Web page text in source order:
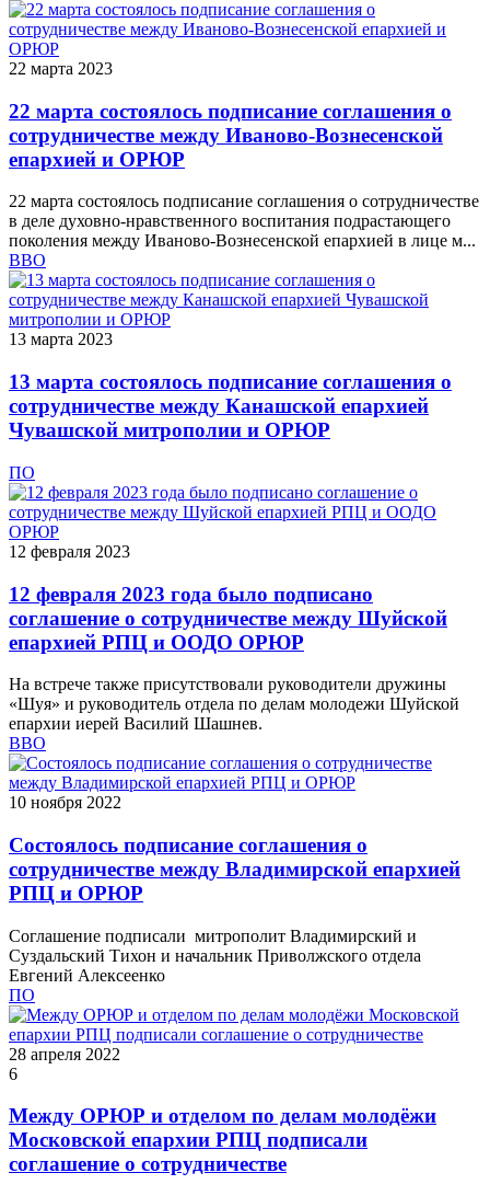
22 марта 2023
22 марта состоялось подписание соглашения о
сотрудничестве между Иваново-Вознесенской
епархией и ОРЮР
22 марта состоялось подписание соглашения о сотрудничестве
в деле духовно-нравственного воспитания подрастающего
поколения между Иваново-Вознесенской епархией в лице м...
ВВО
13 марта 2023
13 марта состоялось подписание соглашения о
сотрудничестве между Канашской епархией
Чувашской митрополии и ОРЮР
ПО
12 февраля 2023
12 февраля 2023 года было подписано
соглашение о сотрудничестве между Шуйской
епархией РПЦ и ООДО ОРЮР
На встрече также присутствовали руководители дружины
«Шуя» и руководитель отдела по делам молодежи Шуйской
епархии иерей Василий Шашнев.
ВВО
10 ноября 2022
Состоялось подписание соглашения о
сотрудничестве между Владимирской епархией
РПЦ и ОРЮР
Соглашение подписали митрополит Владимирский и
Суздальский Тихон и начальник Приволжского отдела
Евгений Алексеенко
ПО
28 апреля 2022
6
Между ОРЮР и отделом по делам молодёжи
Московской епархии РПЦ подписали
соглашение о сотрудничестве